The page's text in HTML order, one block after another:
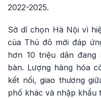
2022-2025.
Sở dĩ chọn Hà Nội vì
của Thủ đô mới đáp
hơn 10 triệu dân
bàn. Lượng hàng hóa
kết nối, giao thương
phố khác và nhập khẩu